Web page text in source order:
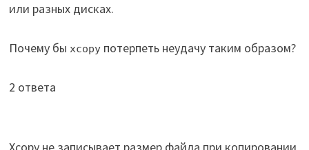
или разных дисках.
Почему бы xcopyпотерпеть неудачу таким образом?
2 ответа